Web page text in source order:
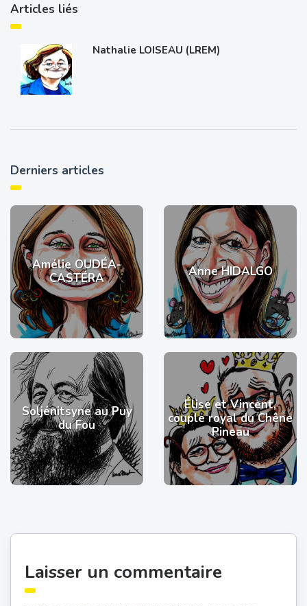
Articles liés
Nathalie LOISEAU (LREM)
Derniers articles
Amélie OUDÉA-
CASTÉRA
Anne HIDALGO
Soljénitsyne au Puy
du Fou
Élise et Vincent,
couple royal du Chêne
Pineau
Laisser un commentaire